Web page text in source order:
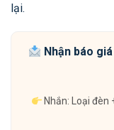
lại.
Nhận báo
Nhắn: Loại đèn